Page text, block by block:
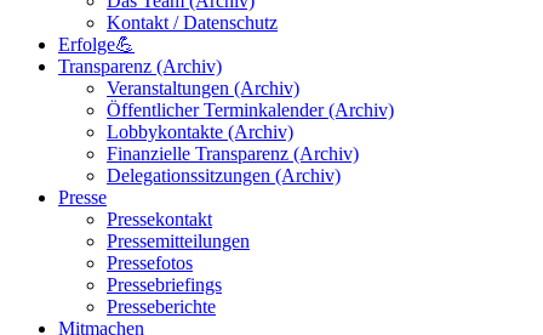
Kontakt / Datenschutz
Erfolge💪
Transparenz (Archiv)
Veranstaltungen (Archiv)
Öffentlicher Terminkalender (Archiv)
Lobbykontakte (Archiv)
Finanzielle Transparenz (Archiv)
Delegationssitzungen (Archiv)
Presse
Pressekontakt
Pressemitteilungen
Pressefotos
Pressebriefings
Presseberichte
Mitmachen